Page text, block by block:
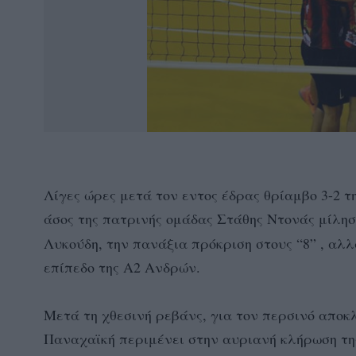
Λίγες ώρες μετά τον εντος έδρας θρίαμβο 3-
άσος της πατρινής ομάδας Στάθης Ντονάς
Λυκούδη, την πανάξια πρόκριση στους “8” ,
επίπεδο της Α2 Ανδρών.
Μετά τη χθεσινή ρεβάνς, για τον περσινό
Παναχαϊκή περιμένει στην αυριανή κλήρωση